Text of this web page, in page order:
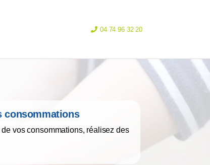
04 74 96 32 20
consommations
vos consommations, réalisez des